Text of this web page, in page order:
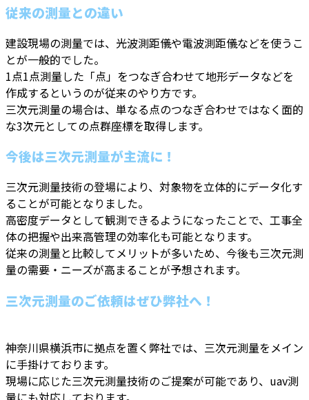
従来の測量との違い
建設現場の測量では、光波測距儀や電波測距儀などを使うこ
とが一般的でした。
1点1点測量した「点」をつなぎ合わせて地形データなどを
作成するというのが従来のやり方です。
三次元測量の場合は、単なる点のつなぎ合わせではなく面的
な3次元としての点群座標を取得します。
今後は三次元測量が主流に！
三次元測量技術の登場により、対象物を立体的にデータ化す
ることが可能となりました。
高密度データとして観測できるようになったことで、工事全
体の把握や出来高管理の効率化も可能となります。
従来の測量と比較してメリットが多いため、今後も三次元測
量の需要・ニーズが高まることが予想されます。
三次元測量のご依頼はぜひ弊社へ！
神奈川県横浜市に拠点を置く弊社では、三次元測量をメイン
に手掛けております。
現場に応じた三次元測量技術のご提案が可能であり、uav測